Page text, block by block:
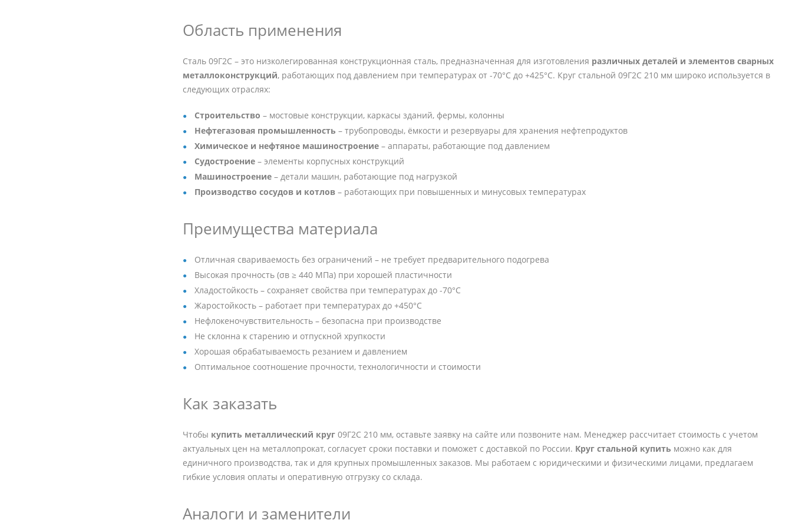
Область применения
Сталь 09Г2С – это низколегированная конструкционная сталь, предназначенная для изготовления различных деталей и элементов сварных
металлоконструкций, работающих под давлением при температурах от -70°C до +425°C. Круг стальной 09Г2С 210 мм широко используется в
следующих отраслях:
Строительство – мостовые конструкции, каркасы зданий, фермы, колонны
Нефтегазовая промышленность – трубопроводы, ёмкости и резервуары для хранения нефтепродуктов
Химическое и нефтяное машиностроение – аппараты, работающие под давлением
Судостроение – элементы корпусных конструкций
Машиностроение – детали машин, работающие под нагрузкой
Производство сосудов и котлов – работающих при повышенных и минусовых температурах
Преимущества материала
Отличная свариваемость без ограничений – не требует предварительного подогрева
Высокая прочность (σв ≥ 440 МПа) при хорошей пластичности
Хладостойкость – сохраняет свойства при температурах до -70°C
Жаростойкость – работает при температурах до +450°C
Нефлокеночувствительность – безопасна при производстве
Не склонна к старению и отпускной хрупкости
Хорошая обрабатываемость резанием и давлением
Оптимальное соотношение прочности, технологичности и стоимости
Как заказать
Чтобы купить металлический круг 09Г2С 210 мм, оставьте заявку на сайте или позвоните нам. Менеджер рассчитает стоимость с учетом
актуальных цен на металлопрокат, согласует сроки поставки и поможет с доставкой по России. Круг стальной купить можно как для
единичного производства, так и для крупных промышленных заказов. Мы работаем с юридическими и физическими лицами, предлагаем
гибкие условия оплаты и оперативную отгрузку со склада.
Аналоги и заменители